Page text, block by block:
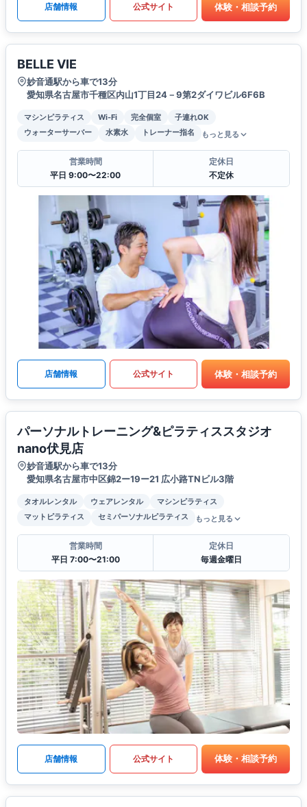
店舗情報 公式サイト 体験・相談予約
BELLE VIE
妙音通駅から車で13分
愛知県名古屋市千種区内山1丁目24－9第2ダイワビル6F6B
マシンピラティス Wi-Fi 完全個室
子連れOK
ウォーターサーバー
水素水 トレーナー指名 もっと見る
営業時間
平日 9:00〜22:00
定休日
不定休
店舗情報 公式サイト 体験・相談予約
パーソナルトレーニング&ピラティススタジオ
nano伏見店
妙音通駅から車で13分
愛知県名古屋市中区錦2ー19ー21 広小路TNビル3階
タオルレンタル ウェアレンタル
マシンピラティス
マットピラティス
セミパーソナルピラティス もっと見る
営業時間
平日 7:00〜21:00
定休日
毎週金曜日
店舗情報 公式サイト 体験・相談予約